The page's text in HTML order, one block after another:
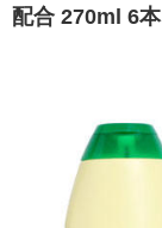
配合 270ml 6本